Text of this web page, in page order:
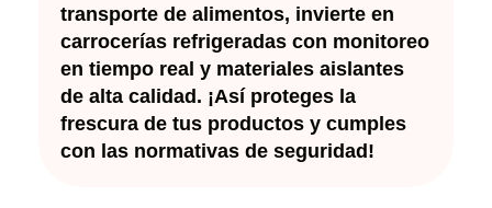
transporte de alimentos, invierte en
carrocerías refrigeradas con monitoreo
en tiempo real y materiales aislantes
de alta calidad. ¡Así proteges la
frescura de tus productos y cumples
con las normativas de seguridad!